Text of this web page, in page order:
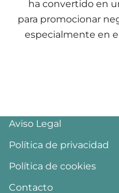
ha convertido en
para promocionar
especialmente en
Aviso Legal
Política de privacidad
Política de cookies
Contacto